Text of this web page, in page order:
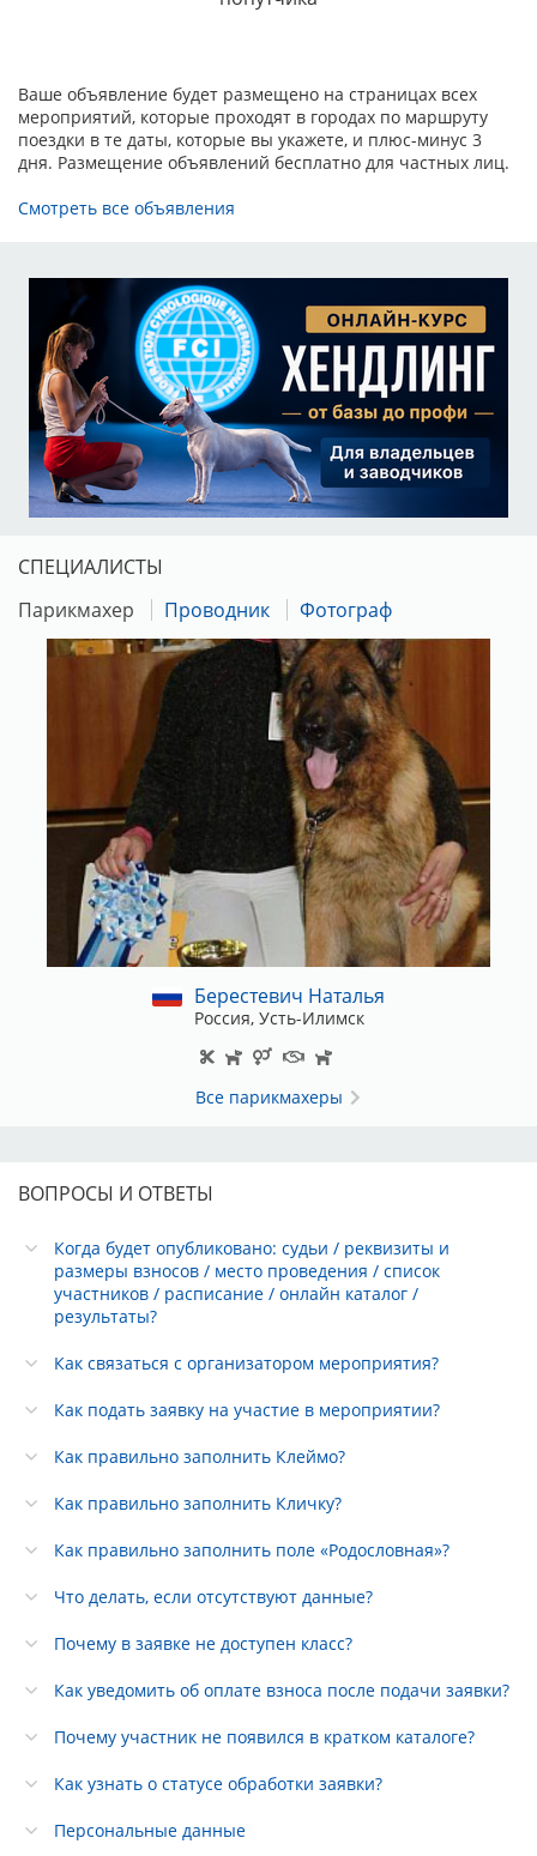
Ваше объявление будет размещено на страницах всех
мероприятий, которые проходят в городах по маршруту
поездки в те даты, которые вы укажете, и плюс-минус 3
дня. Размещение объявлений бесплатно для частных лиц.
Смотреть все объявления
СПЕЦИАЛИСТЫ
Парикмахер
Проводник Фотограф
Берестевич Наталья
Россия, Усть-Илимск
Все парикмахеры
ВОПРОСЫ И ОТВЕТЫ
Когда будет опубликовано: судьи / реквизиты и
размеры взносов / место проведения / список
участников / расписание / онлайн каталог /
результаты?
Как связаться с организатором мероприятия?
Как подать заявку на участие в мероприятии?
Как правильно заполнить Клеймо?
Как правильно заполнить Кличку?
Как правильно заполнить поле «Родословная»?
Что делать, если отсутствуют данные?
Почему в заявке не доступен класс?
Как уведомить об оплате взноса после подачи заявки?
Почему участник не появился в кратком каталоге?
Как узнать о статусе обработки заявки?
Персональные данные